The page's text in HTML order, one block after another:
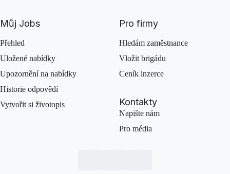
Můj Jobs
Přehled
Uložené nabídky
Upozornění na nabídky
Historie odpovědí
Vytvořit si životopis
Pro firmy
Hledám zaměstnance
Vložit brigádu
Ceník inzerce
Kontakty
Napište nám
Pro média